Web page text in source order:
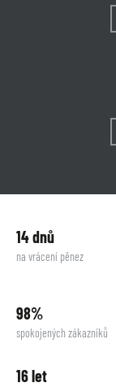
14 dnů
na vrácení pěnez
98%
spokojených zákazníků
16 let